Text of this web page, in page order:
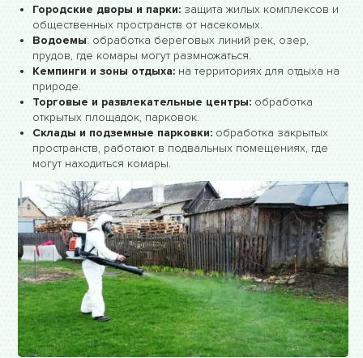
Городские дворы и парки: защита жилых комплексов и
общественных пространств от насекомых.
Водоемы: обработка береговых линий рек, озер,
прудов, где комары могут размножаться.
Кемпинги и зоны отдыха: на территориях для отдыха на
природе.
Торговые и развлекательные центры: обработка
открытых площадок, парковок.
Склады и подземные парковки: обработка закрытых
пространств, работают в подвальных помещениях, где
могут находиться комары.